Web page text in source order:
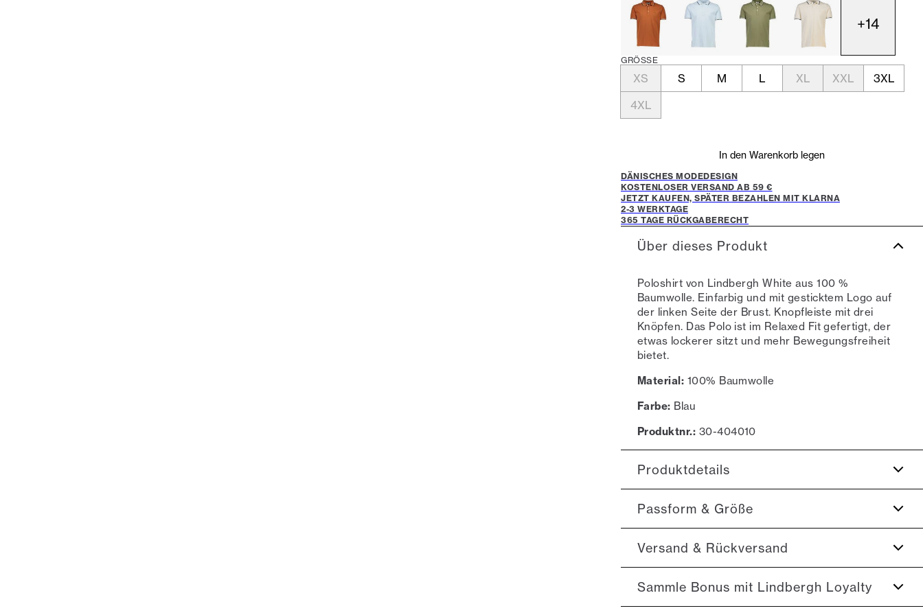
+14
GRÖSSE
XS S M L XL XXL
3XL
4XL
In den Warenkorb legen
DÄNISCHES MODEDESIGN
KOSTENLOSER VERSAND AB 59 €
JETZT KAUFEN, SPÄTER BEZAHLEN MIT KLARNA
2-3 WERKTAGE
365 TAGE RÜCKGABERECHT
Über dieses Produkt
Poloshirt von Lindbergh White aus 100 %
Baumwolle. Einfarbig und mit gesticktem Logo auf
der linken Seite der Brust. Knopfleiste mit drei
Knöpfen. Das Polo ist im Relaxed Fit gefertigt, der
etwas lockerer sitzt und mehr Bewegungsfreiheit
bietet.
Material: 100% Baumwolle
Farbe: Blau
Produktnr.: 30-404010
Produktdetails
Gesticktes Logo auf der linken Seite der Brust.
Aus 100% Baumwolle.
Knopfleiste mit drei Knöpfen.
Normaler Kragen.
Passform & Größe
Fit:Relaxed fit
Nah am Körper sitzende Passform, die angenehm
anliegt, ohne einzuengen
Model:Das Model ist 1,88 m groß und hat einen
Versand & Rückversand
2-3 Werktage.
Versand: 5€
Sammle Bonus mit Lindbergh Loyalty